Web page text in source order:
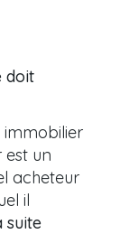
doit
immobilier
est un
acheteur
il
suite